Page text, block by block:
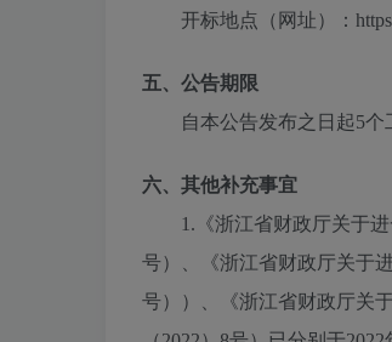
开标地点（网址）：
五、公告期限
自本公告发布之日起5个
六、其他补充事宜
1.《浙江省财政厅关于
号）、《浙江省财政厅关于
号））、《浙江省财政厅关